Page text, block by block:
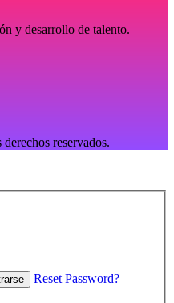
y desarrollo de talento.
reservados.
Reset Password?